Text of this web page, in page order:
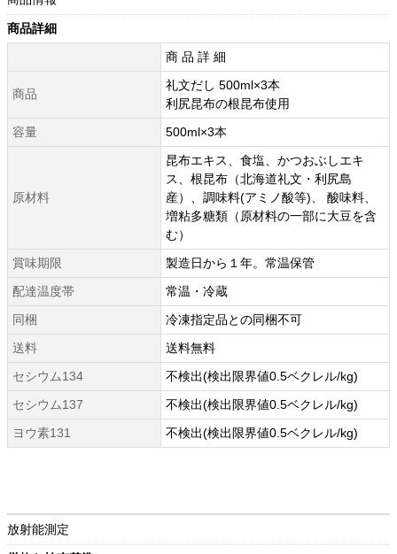
商品詳細
商 品 詳 細
商品
礼文だし 500ml×3本
利尻昆布の根昆布使用
容量
500ml×3本
原材料
昆布エキス、食塩、かつおぶしエキ
ス、根昆布（北海道礼文・利尻島
産）、調味料(アミノ酸等)、 酸味料、
増粘多糖類（原材料の一部に大豆を含
む）
賞味期限
製造日から１年。常温保管
配達温度帯
常温・冷蔵
同梱
冷凍指定品との同梱不可
送料
送料無料
セシウム134
不検出(検出限界値0.5ベクレル/kg)
セシウム137
不検出(検出限界値0.5ベクレル/kg)
ヨウ素131
不検出(検出限界値0.5ベクレル/kg)
放射能測定